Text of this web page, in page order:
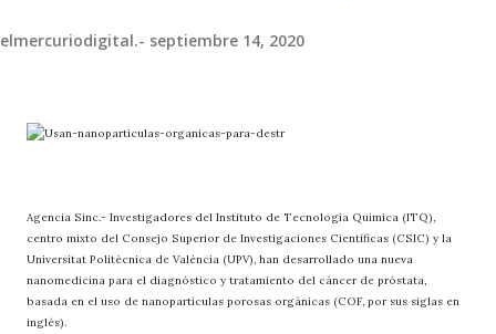
elmercuriodigital.- septiembre 14, 2020
Agencia Sinc.- Investigadores del Instituto de Tecnología Química (ITQ),
centro mixto del Consejo Superior de Investigaciones Científicas (CSIC) y la
Universitat Politècnica de València (UPV), han desarrollado una nueva
nanomedicina para el diagnóstico y tratamiento del cáncer de próstata,
basada en el uso de nanopartículas porosas orgánicas (COF, por sus siglas en
inglés).